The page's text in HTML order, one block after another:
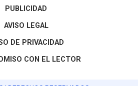
PUBLICIDAD
AVISO LEGAL
DE PRIVACIDAD
CON EL LECTOR